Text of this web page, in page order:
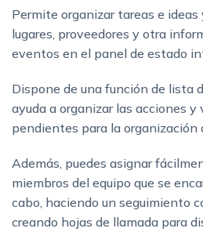
Permite organizar tareas e ideas
lugares, proveedores y otra
eventos en el panel de estado
Dispone de una función de lista
ayuda a organizar las acciones y
pendientes para la organización
Además, puedes asignar
miembros del equipo que se
cabo, haciendo un seguimiento
creando hojas de llamada para